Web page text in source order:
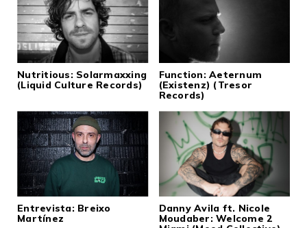
Nutritious: Solarmaxxing
(Liquid Culture Records)
Function: Aeternum
(Existenz) (Tresor
Records)
Entrevista: Breixo
Martínez
Danny Avila ft. Nicole
Moudaber: Welcome 2